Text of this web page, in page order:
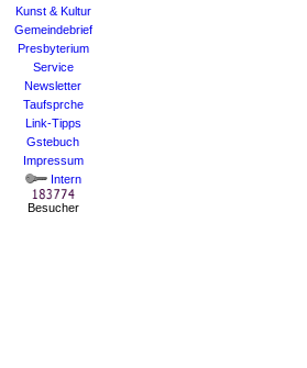
Kunst & Kultur
Gemeindebrief
Presbyterium
Service
Newsletter
Taufsprche
Link-Tipps
Gstebuch
Impressum
Intern
Besucher